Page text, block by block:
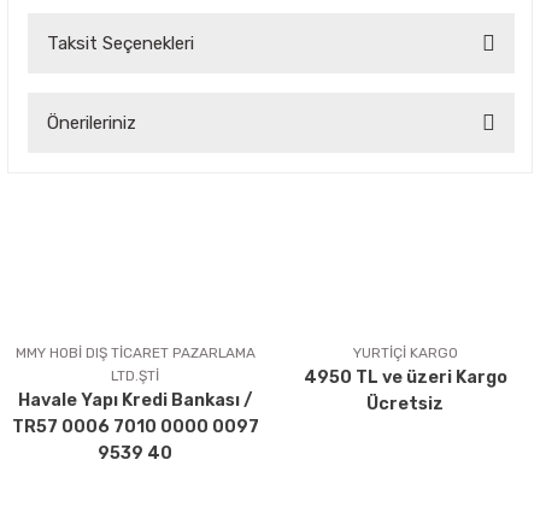
Taksit Seçenekleri
Önerileriniz
Ürün açıklamasında eksik bilgiler bulunuyor.
Ürün bilgilerinde hatalar bulunuyor.
Ürün fiyatı diğer sitelerden daha pahalı.
Bu ürüne benzer farklı alternatifler olmalı.
MMY HOBİ DIŞ TİCARET PAZARLAMA
LTD.ŞTİ
Havale Yapı Kredi Bankası /
TR57 0006 7010 0000 0097
9539 40
YURTİÇİ KARGO
4950 TL ve üzeri Kargo
Ücretsiz